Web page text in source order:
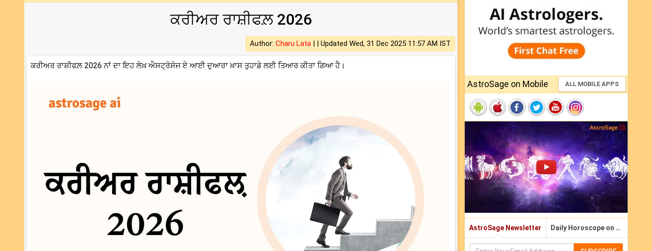
ਕਰੀਅਰ ਰਾਸ਼ੀਫਲ਼ 2026
Author: Charu Lata | | Updated Wed, 31 Dec 2025 11:57 AM IST
ਕਰੀਅਰ ਰਾਸ਼ੀਫਲ਼ 2026 ਨਾਂ ਦਾ ਇਹ ਲੇਖ਼ ਐਸਟ੍ਰੋਸੇਜ ਏ ਆਈ ਦੁਆਰਾ ਖ਼ਾਸ ਤੁਹਾਡੇ ਲਈ ਤਿਆਰ ਕੀਤਾ ਗਿਆ ਹੈ।
AstroSage on Mobile ALL MOBILE APPS
AstroSage Newsletter Daily Horoscope on Email